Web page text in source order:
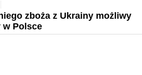
zboża z Ukrainy możliwy
w Polsce